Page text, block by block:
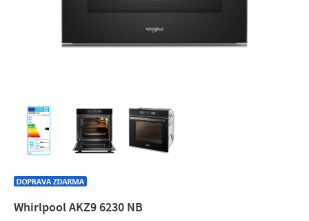
Whirlpool AKZ9 6230 NB